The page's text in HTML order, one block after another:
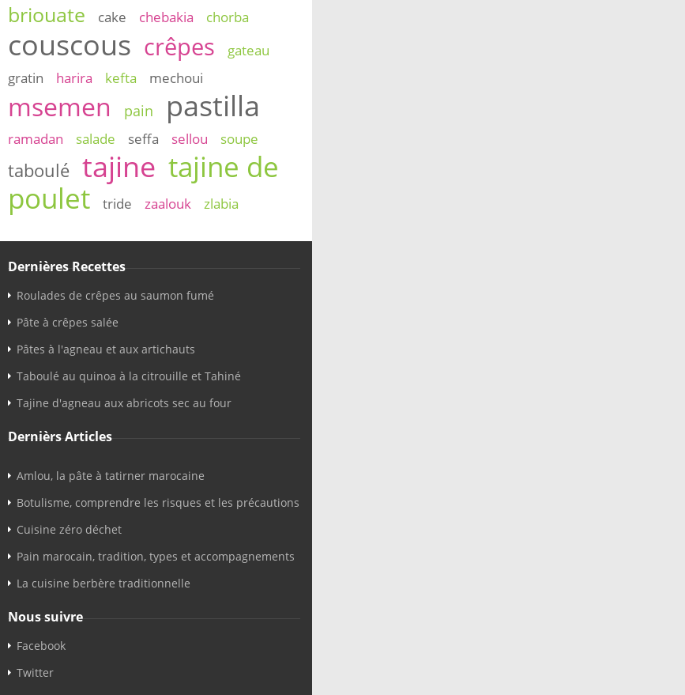
briouate cake chebakia chorba
couscous crêpes
gateau
gratin
harira kefta mechoui
msemen pain pastilla
ramadan salade seffa sellou soupe
taboulé tajine tajine de
poulet
tride zaalouk zlabia
Dernières Recettes
Roulades de crêpes au saumon fumé
Pâte à crêpes salée
Pâtes à l'agneau et aux artichauts
Taboulé au quinoa à la citrouille et Tahiné
Tajine d'agneau aux abricots sec au four
Dernièrs Articles
Amlou, la pâte à tatirner marocaine
Botulisme, comprendre les risques et les précautions
Cuisine zéro déchet
Pain marocain, tradition, types et accompagnements
La cuisine berbère traditionnelle
Nous suivre
Facebook
Twitter